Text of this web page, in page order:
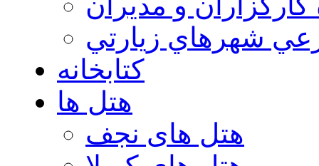
شهرهاي زيارتي
کتابخانه
هتل ها
هتل های نجف